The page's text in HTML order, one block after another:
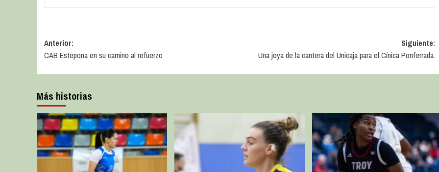
Anterior:
CAB Estepona en su camino al refuerzo
Siguiente:
Una joya de la cantera del Unicaja para el Cínica Ponferrada.
Más historias